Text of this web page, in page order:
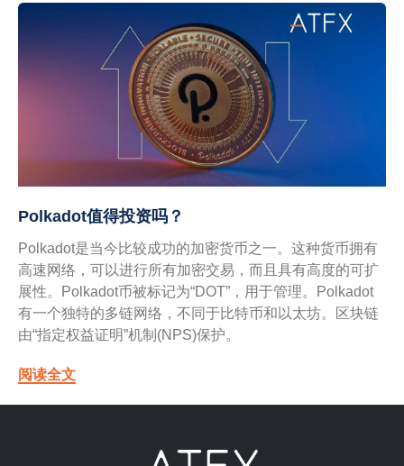
Polkadot值得投资吗？
Polkadot是当今比较成功的加密货币之一。这种货币拥有
高速网络，可以进行所有加密交易，而且具有高度的可扩
展性。Polkadot币被标记为“DOT”，用于管理。Polkadot
有一个独特的多链网络，不同于比特币和以太坊。区块链
由“指定权益证明”机制(NPS)保护。
阅读全文